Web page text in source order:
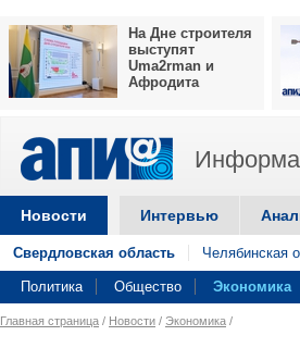
На Дне строителя
выступят
Uma2rman и
Афродита
Новости Интервью
Свердловская область Челябинская
Политика Общество Экономика
Главная страница / Новости / Экономика /